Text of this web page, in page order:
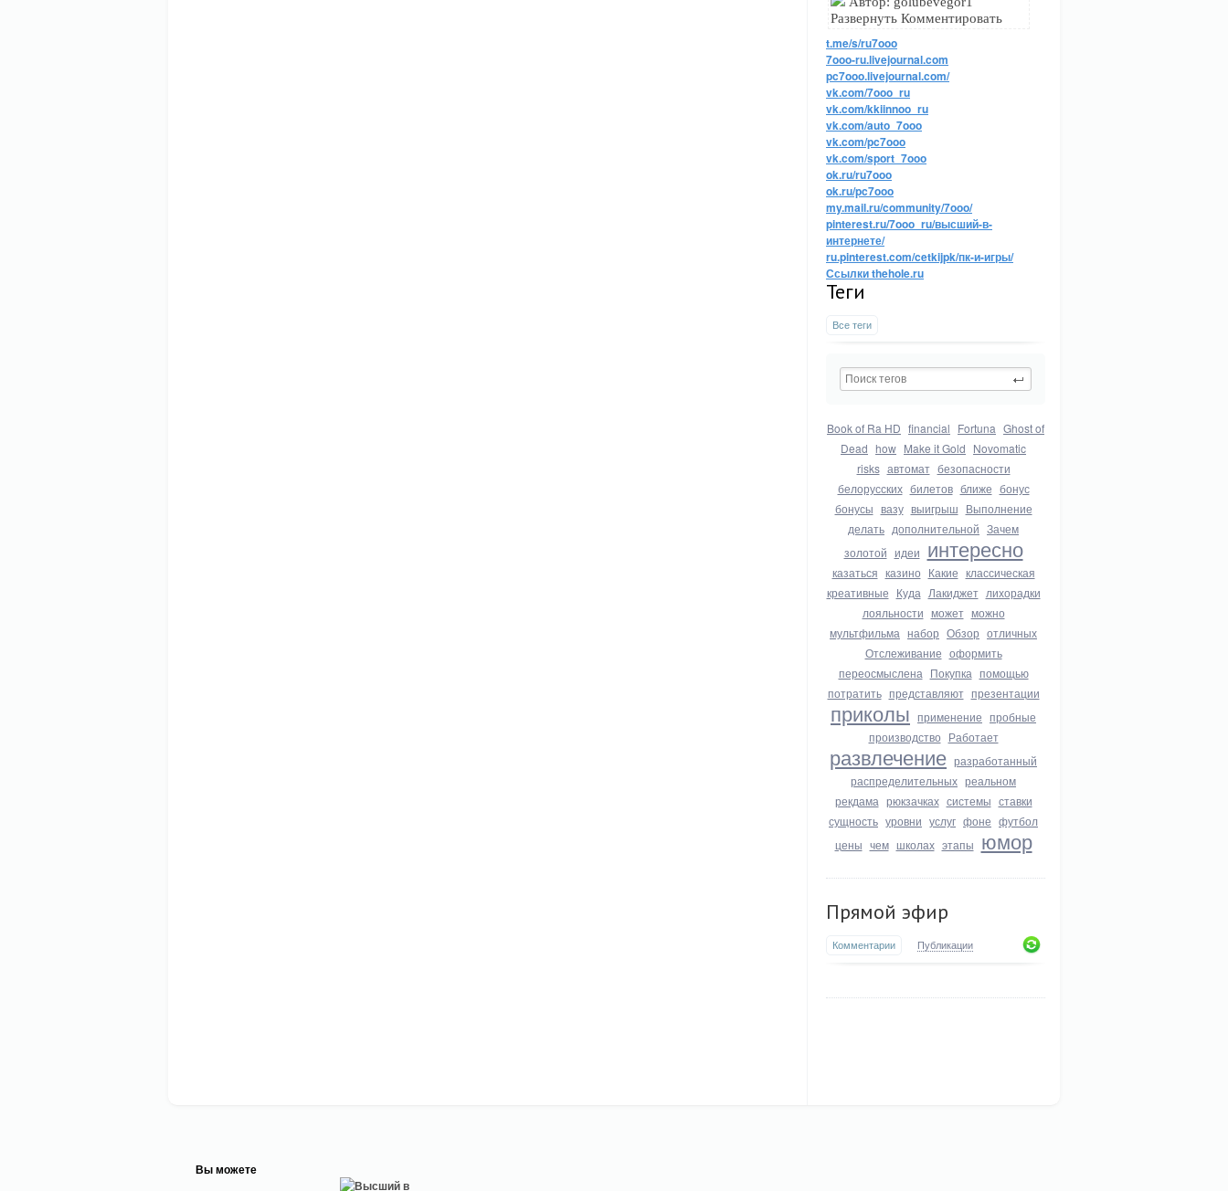
Развернуть Комментировать
t.me/s/ru7ooo
7ooo-ru.livejournal.com
pc7ooo.livejournal.com/
vk.com/7ooo_ru
vk.com/kkiinnoo_ru
vk.com/auto_7ooo
vk.com/pc7ooo
vk.com/sport_7ooo
ok.ru/ru7ooo
ok.ru/pc7ooo
my.mail.ru/community/7ooo/
pinterest.ru/7ooo_ru/высший-в-
интернете/
ru.pinterest.com/cetkijpk/пк-и-игры/
Ссылки thehole.ru
Теги
Все теги
Book of Ra HD financial Fortuna Ghost of
Dead how Make it Gold Novomatic
risks автомат безопасности
белорусских билетов ближе бонус
бонусы вазу выигрыш Выполнение
делать дополнительной Зачем
золотой идеи интересно
казаться казино Какие классическая
креативные Куда Лакиджет лихорадки
лояльности может можно
мультфильма набор Обзор отличных
Отслеживание оформить
переосмыслена Покупка помощью
потратить представляют презентации
приколы применение пробные
производство Работает
развлечение разработанный
распределительных реальном
рекдама рюкзачках системы ставки
сущность уровни услуг фоне футбол
цены чем школах этапы юмор
Прямой эфир
Комментарии Публикации
Вы можете